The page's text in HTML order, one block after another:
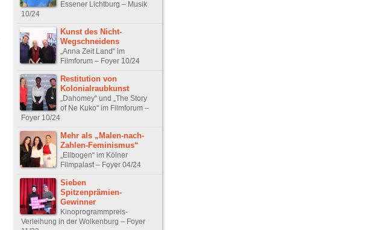
Essener Lichtburg – Musik
10/24
Kunst des Nicht-
Wegschneidens
„Anna Zeit Land“ im
Filmforum – Foyer 10/24
Restitution von
Kolonialraubkunst
„Dahomey“ und „The Story
of Ne Kuko“ im Filmforum –
Foyer 10/24
Mehr als „Malen-nach-
Zahlen-Feminismus“
„Ellbogen“ im Kölner
Filmpalast – Foyer 04/24
Sieben
Spitzenprämien-
Gewinner
Kinoprogrammpreis-
Verleihung in der Wolkenburg – Foyer